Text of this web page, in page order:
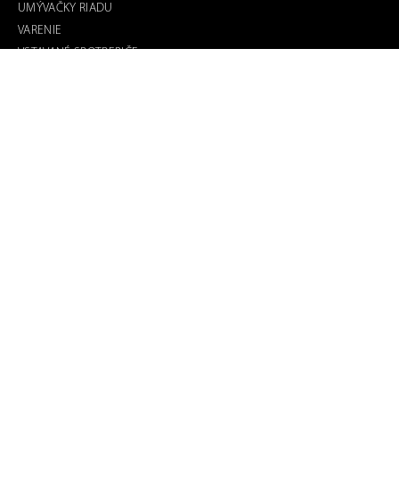
UMÝVAČKY RIADU
VARENIE
VSTAVANÉ SPOTREBIČE